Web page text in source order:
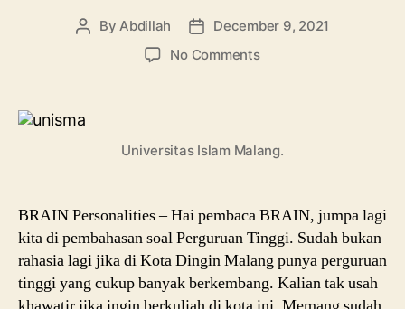
Post
By Abdillah
Post
date
December 9, 2021
No Commentson
dan
Universitas Islam Malang.
BRAIN Personalities – Hai pembaca BRAIN, jumpa lagi
kita di pembahasan soal Perguruan Tinggi. Sudah bukan
rahasia lagi jika di Kota Dingin Malang punya perguruan
tinggi yang cukup banyak berkembang. Kalian tak usah